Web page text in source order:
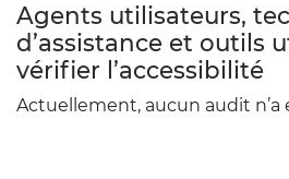
Agents utilisateurs,
d’assistance et outils
vérifier l’accessibilité
Actuellement, aucun audit n’a